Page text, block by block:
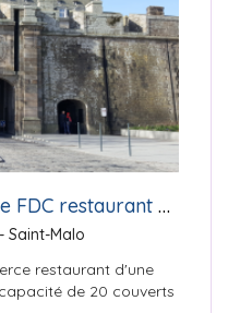
Bar Brasserie - A vendre FDC restaurant ST Malo intra n°1
Saint-Malo
restaurant d'une
de 20 couverts